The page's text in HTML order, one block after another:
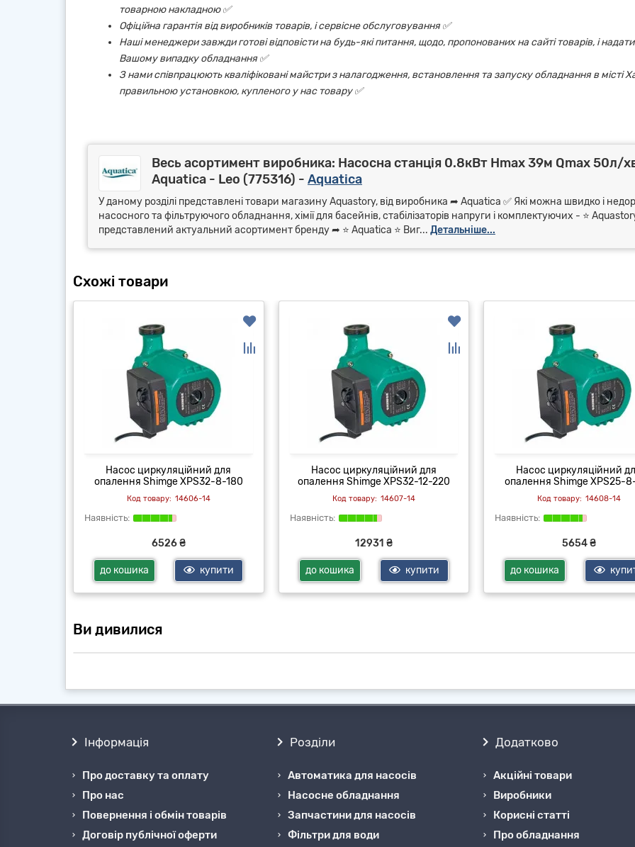
товарною накладною ✅
Офіційна гарантія від виробників товарів, і сервісне обслуговування ✅
Наші менеджери завжди готові відповісти на будь-які питання, щодо, пропонованих на сайті товарів, і
Вашому випадку обладнання ✅
З нами співпрацюють кваліфіковані майстри з налагодження, встановлення та запуску обладнання в місті
правильною установкою, купленого у нас товару ✅
Весь асортимент виробника: Насосна станція 0.8кВт Hmax 39м Qmax 50л/
Aquatica - Leo (775316) - Aquatica
У даному розділі представлені товари магазину Aquastory, від виробника ➦ Aquatica ✅ Які можна швидко і
насосного та фільтруючого обладнання, хімії для басейнів, стабілізаторів напруги і комплектуючих - ⭐
представлений актуальний асортимент бренду ➦ ⭐ Aquatica ⭐ Виг... Детальніше...
Схожі товари
Насос циркуляційний для
опалення Shimge XPS32-8-180
14606-14
6526 ₴
до кошика купити
Насос циркуляційний для
опалення Shimge XPS32-12-220
14607-14
12931 ₴
до кошика купити
Насос циркуляційний
опалення Shimge XPS25-
14608-14
5654 ₴
до кошика
Ви дивилися
Інформація
Про доставку та оплату
Про нас
Повернення і обмін товарів
Договір публічної оферти
Розділи
Автоматика для насосів
Насосне обладнання
Запчастини для насосів
Фільтри для води
Додатково
Акційні товари
Виробники
Корисні статті
Про обладнання